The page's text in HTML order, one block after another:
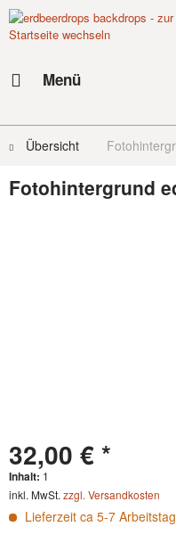
Menü
Übersicht
Fotohintergrund
32,00 € *
Inhalt: 1
inkl. MwSt. zzgl. Versandkosten
Lieferzeit ca 5-7